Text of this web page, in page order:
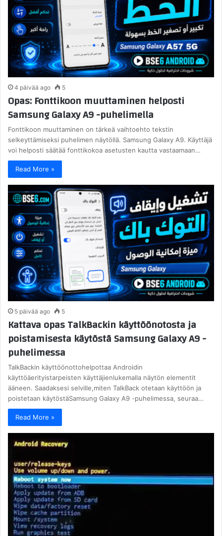
4 päivää ago 5
Opas: Fonttikoon muuttaminen helposti
Samsung Galaxy A9 -puhelimella
Fonttikoon muuttaminen on tärkeä vaihtoehto tekstin
selkeyttämiseksi puhelimen näytöllä. Samsung Galaxy A9. Käyttäjä
voi helposti säätää fonttikokoa asetusten kautta vastaamaan…
Read More »
5 päivää ago 5
Kattava opas TalkBackin käyttöönotosta ja
poistamisesta käytöstä Samsung Galaxy A9 -
puhelimessa
TalkBackin käyttöönottohelpottaa Androidin
käyttöäerityistarpeisten käyttäjienlukemalla näytön elementit
ääneen. Saadaksesi selville,miten TalkBack otetaan käyttöön ja
poistetaan käytöstäSamsung Galaxy A9 -puhelimessa, seuraa…
Read More »